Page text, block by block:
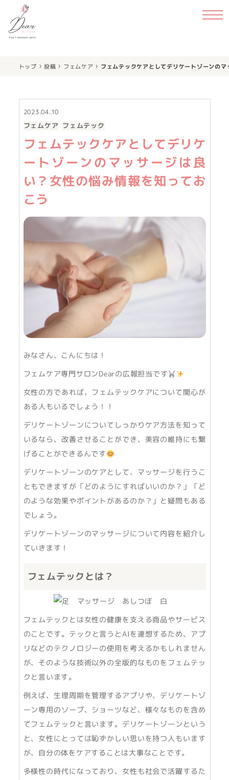
トップ › 投稿 › フェムケア › フェムテックケアとしてデリケートゾーンの
2023.04.10
フェムケア フェムテック
フェムテックケアとしてデリケ
ートゾーンのマッサージは良
い？女性の悩み情報を知ってお
こう
みなさん、こんにちは！
フェムケア専門サロンDearの広報担当です
女性の方であれば、フェムテックケアについて関心が
ある人もいるでしょう！！
デリケートゾーンについてしっかりケア方法を知って
いるなら、改善させることができ、美容の維持にも繋
げることができるんです
デリケートゾーンのケアとして、マッサージを行うこ
ともできますが「どのようにすればいいのか？」「ど
のような効果やポイントがあるのか？」と疑問もある
でしょう。
デリケートゾーンのマッサージについて内容を紹介し
ていきます！
フェムテックとは？
フェムテックとは女性の健康を支える商品やサービス
のことです。テックと言うとAIを連想するため、アプ
リなどのテクノロジーの使用を考えるかもしれません
が、そのような技術以外の全版的なものをフェムテッ
クと言います。
例えば、生理周期を管理するアプリや、デリケートゾ
ーン専用のソープ、ショーツなど、様々なものを含め
てフェムテックと言います。デリケートゾーンという
と、女性にとっては恥ずかしい思いを持つ人もいます
が、自分の体をケアすることは大事なことです。
多様性の時代になっており、女性も社会で活躍するた